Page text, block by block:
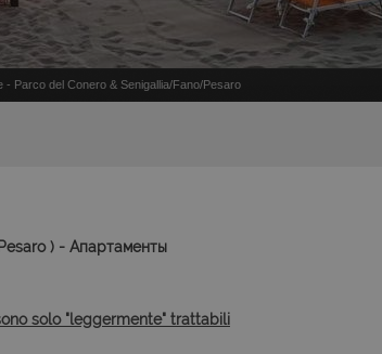
Parco del Conero & Senigallia/Fano/Pesaro
) - Апартаменты
solo "leggermente" trattabili